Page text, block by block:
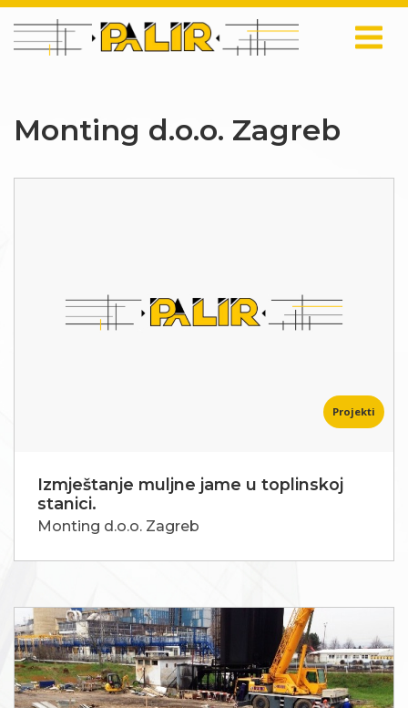
Monting d.o.o. Zagreb
Projekti
Izmještanje muljne jame u toplinskoj
stanici.
Monting d.o.o. Zagreb